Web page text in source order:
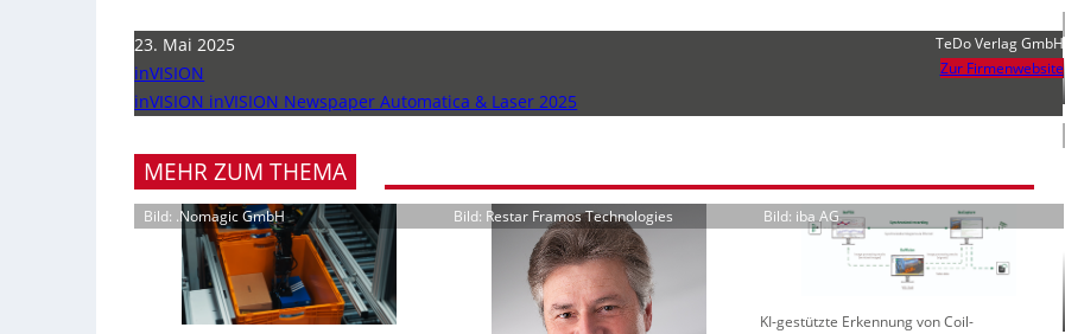
23. Mai 2025
inVISION
inVISION inVISION Newspaper Automatica & Laser 2025
TeDo Verlag GmbH
Zur Firmenwebsite
MEHR ZUM THEMA
Bild: .Nomagic GmbH Bild: Restar Framos Technologies Bild: iba AG
KI-gestützte Erkennung von Coil-